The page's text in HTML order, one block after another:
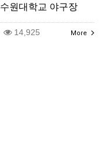
수원대학교 야구장
14,925 More